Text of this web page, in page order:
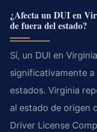
¿Afecta un DUI en
de fuera del estado?
Sí, un DUI en
significativamente
estados. Virginia
al estado de origen
Driver License